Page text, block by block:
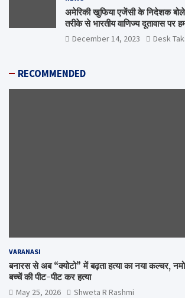
अमेरिकी खुफिया एजेंसी के निदेशक
तरीके से भारतीय वाणिज्य दूतावास पर
December 14, 2023 Desk
RECOMMENDED
VARANASI
बनारस से अब “क्योटो” में बढ़ता हत्या का नया कल्चर,
बच्चें की पीट-पीट कर हत्या
May 25, 2026 Shweta R Rashmi